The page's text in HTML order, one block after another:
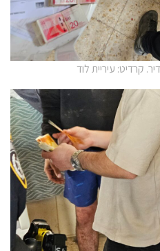
קרדיט: עיריית לוד